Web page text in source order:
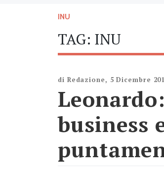
INU
TAG: INU
di Redazione, 5 Dicembre
business